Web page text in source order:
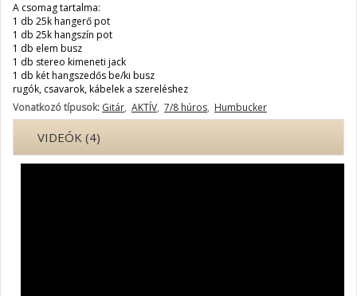
A csomag tartalma:
1 db 25k hangerő pot
1 db 25k hangszín pot
1 db elem busz
1 db stereo kimeneti jack
1 db két hangszedős be/ki busz
rugók, csavarok, kábelek a szereléshez
Vonatkozó típusok: Gitár, AKTÍV, 7/8 húros, Humbucker
VIDEÓK (4)